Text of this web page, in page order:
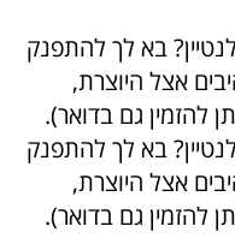
בא לך להתפנק
אצל היוצרת,
להזמין גם בדואר).
בא לך להתפנק
אצל היוצרת,
להזמין גם בדואר).